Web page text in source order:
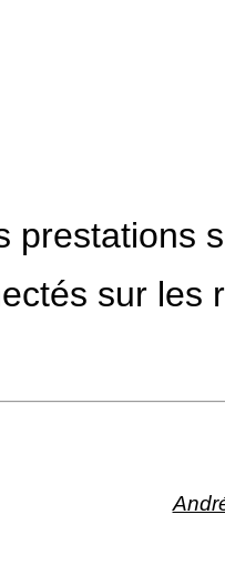
prestations
sur les